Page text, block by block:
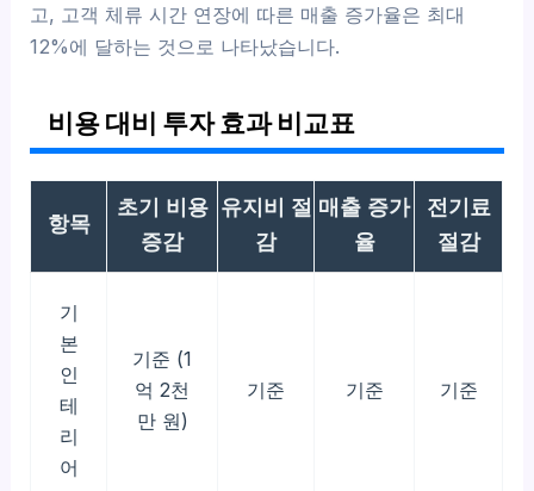
고, 고객 체류 시간 연장에 따른 매출 증가율은 최대
12%에 달하는 것으로 나타났습니다.
비용 대비 투자 효과 비교표
항목
초기 비용
증감
유지비 절
감
매출 증가
율
전기료
절감
기
본
인
테
리
어
기준 (1
억 2천
만 원)
기준 기준 기준